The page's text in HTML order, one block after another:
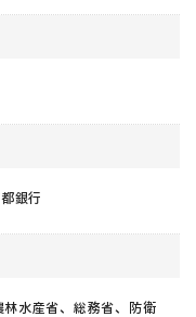
銀行
水産省、総務省、防衛